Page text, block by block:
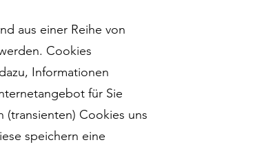
aus einer Reihe von
Cookies
Informationen
für Sie
(transienten) Cookies uns
speichern eine